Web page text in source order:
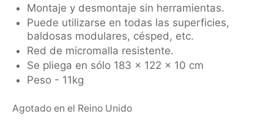
Montaje y desmontaje sin herramientas.
Puede utilizarse en todas las superficies,
baldosas modulares, césped, etc.
Red de micromalla resistente.
Se pliega en sólo 183 x 122 x 10 cm
Peso - 11kg
Agotado en el Reino Unido